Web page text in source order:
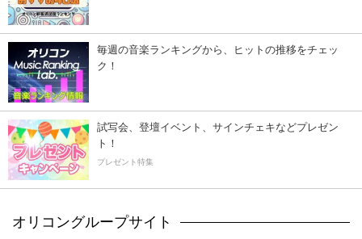
毎週の音楽ランキングから、ヒットの推移をチェッ
ク！
試写会、登壇イベント、サインチェキなどプレゼン
ト！
プレゼント特集
オリコングループサイト